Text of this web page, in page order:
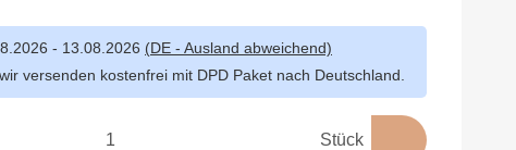
- 13.08.2026 (DE - Ausland abweichend)
versenden kostenfrei mit DPD Paket nach Deutschland.
Stück